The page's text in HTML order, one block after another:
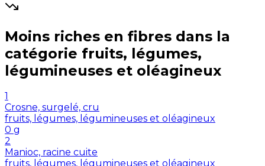
Moins riches en fibres dans la
catégorie fruits, légumes,
légumineuses et oléagineux
1
Crosne, surgelé, cru
fruits, légumes, légumineuses et oléagineux
0 g
2
Manioc, racine cuite
fruits, légumes, légumineuses et oléagineux